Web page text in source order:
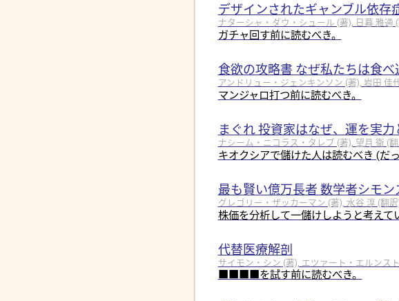
デザインされたギャンブル依存
ナターシャ・ダウ・シュール (著), 日暮 雅通
ガチャ回す前に読むべき。
食欲の攻略書 なぜ私たちは食
アンドリュー・ジェンキンソン (著), 岩田 佳
マンジャロ打つ前に読むべき。
まぐれ 投資家はなぜ、運を実
ナシーム・ニコラス・タレブ (著), 望月 衛 (
キオクシアで儲けた人は読むべき (だっ
最も賢い億万長者 数学者シモ
グレゴリー・ザッカーマン (著), 水谷 淳 (翻訳
株価を分析して一儲けしようと考えて
代替医療解剖
サイモン・シン (著), エツァート・エルンス
■■■■を試す前に読むべき。